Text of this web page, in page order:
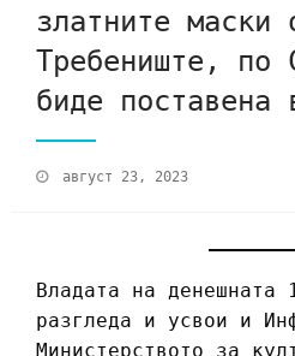
златните маски
Требениште, по
биде поставена
август 23, 2023
Владата на денешната
разгледа и усвои и
Министерството за